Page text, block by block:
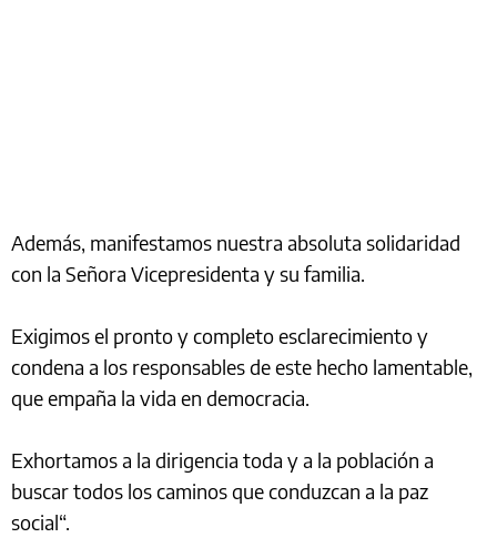
Además, manifestamos nuestra absoluta solidaridad
con la Señora Vicepresidenta y su familia.
Exigimos el pronto y completo esclarecimiento y
condena a los responsables de este hecho lamentable,
que empaña la vida en democracia.
Exhortamos a la dirigencia toda y a la población a
buscar todos los caminos que conduzcan a la paz
social“.